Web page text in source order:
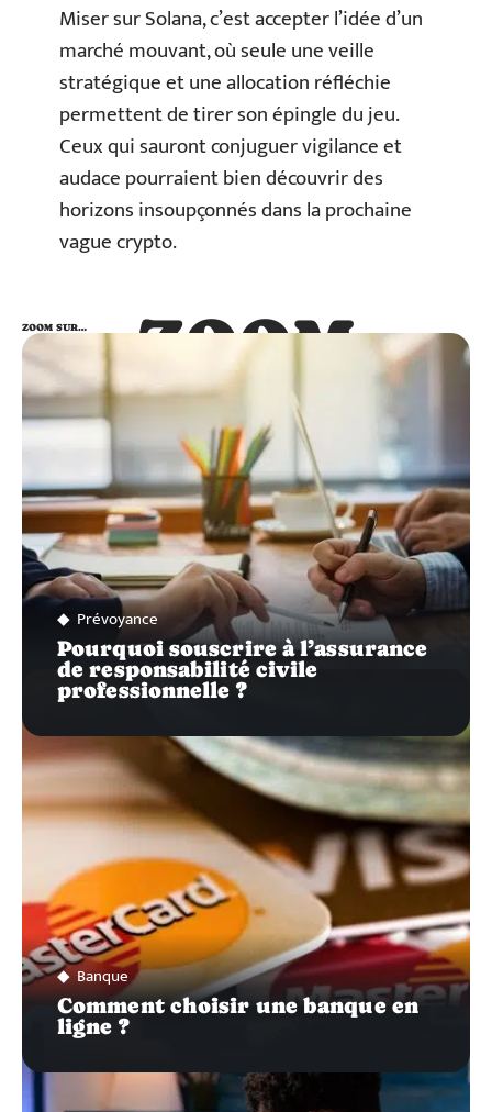
Miser sur Solana, c’est accepter l’idée d’un
marché mouvant, où seule une veille
stratégique et une allocation réfléchie
permettent de tirer son épingle du jeu.
Ceux qui sauront conjuguer vigilance et
audace pourraient bien découvrir des
horizons insoupçonnés dans la prochaine
vague crypto.
ZOOM
SUR…
ZOOM SUR…
Prévoyance
Pourquoi souscrire à l’assurance
de responsabilité civile
professionnelle ?
Banque
Comment choisir une banque en
ligne ?